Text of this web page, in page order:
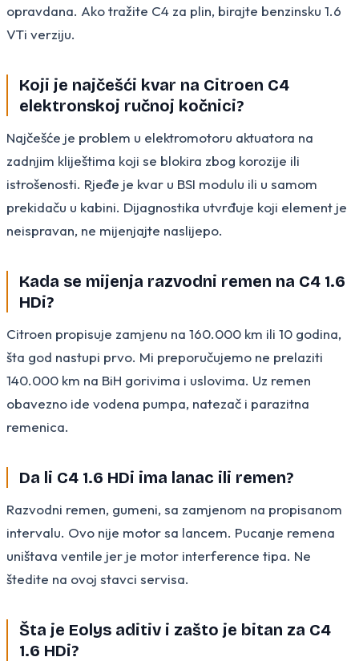
opravdana. Ako tražite C4 za plin, birajte benzinsku 1.6
VTi verziju.
Koji je najčešći kvar na Citroen C4
elektronskoj ručnoj kočnici?
Najčešće je problem u elektromotoru aktuatora na
zadnjim kliještima koji se blokira zbog korozije ili
istrošenosti. Rjeđe je kvar u BSI modulu ili u samom
prekidaču u kabini. Dijagnostika utvrđuje koji element je
neispravan, ne mijenjajte naslijepo.
Kada se mijenja razvodni remen na C4 1.6
HDi?
Citroen propisuje zamjenu na 160.000 km ili 10 godina,
šta god nastupi prvo. Mi preporučujemo ne prelaziti
140.000 km na BiH gorivima i uslovima. Uz remen
obavezno ide vodena pumpa, natezač i parazitna
remenica.
Da li C4 1.6 HDi ima lanac ili remen?
Razvodni remen, gumeni, sa zamjenom na propisanom
intervalu. Ovo nije motor sa lancem. Pucanje remena
uništava ventile jer je motor interference tipa. Ne
štedite na ovoj stavci servisa.
Šta je Eolys aditiv i zašto je bitan za C4
1.6 HDi?